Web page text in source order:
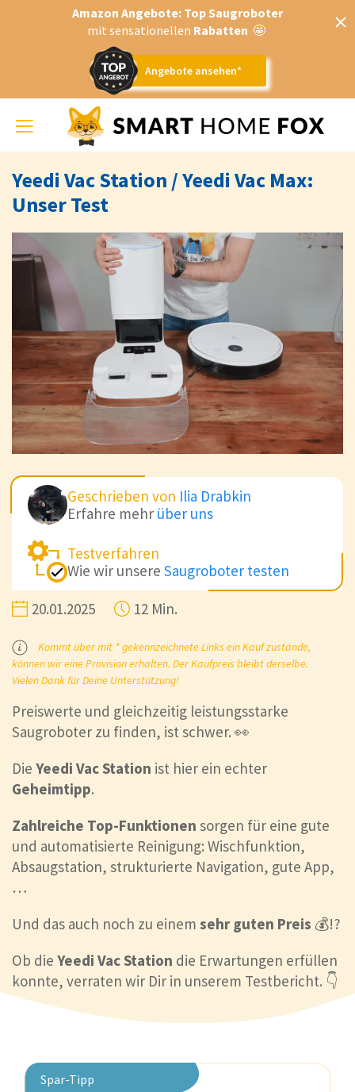
Amazon Angebote: Top Saugroboter
mit sensationellen Rabatten 🤩
Angebote ansehen*
Toggle
navigation
Yeedi Vac Station / Yeedi Vac Max:
Unser Test
Geschrieben von Ilia Drabkin
Erfahre mehr über uns
Testverfahren
Wie wir unsere Saugroboter testen
20.01.2025 12 Min.
Kommt über mit * gekennzeichnete Links ein Kauf zustande,
können wir eine Provision erhalten. Der Kaufpreis bleibt derselbe.
Vielen Dank für Deine Unterstützung!
Preiswerte und gleichzeitig leistungsstarke
Saugroboter zu finden, ist schwer. 👀
Die Yeedi Vac Station ist hier ein echter
Geheimtipp.
Zahlreiche Top-Funktionen sorgen für eine gute
und automatisierte Reinigung: Wischfunktion,
Absaugstation, strukturierte Navigation, gute App,
…
Und das auch noch zu einem sehr guten Preis 💰!?
Ob die Yeedi Vac Station die Erwartungen erfüllen
konnte, verraten wir Dir in unserem Testbericht. 👇
Spar-Tipp